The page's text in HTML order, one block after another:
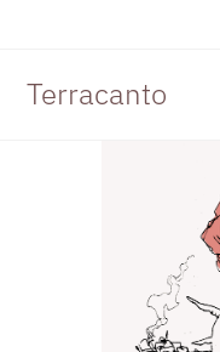
Terracanto